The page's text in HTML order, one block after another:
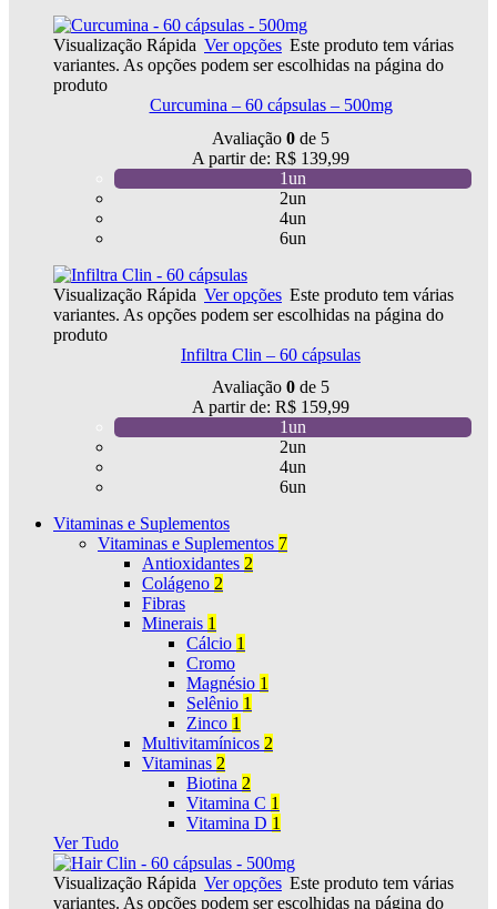
Visualização Rápida Ver opções Este produto tem várias
variantes. As opções podem ser escolhidas na página do
produto
Curcumina – 60 cápsulas – 500mg
Avaliação 0 de 5
A partir de: R$ 139,99
1un
2un
4un
6un
Visualização Rápida Ver opções Este produto tem várias
variantes. As opções podem ser escolhidas na página do
produto
Infiltra Clin – 60 cápsulas
Avaliação 0 de 5
A partir de: R$ 159,99
1un
2un
4un
6un
Vitaminas e Suplementos
Vitaminas e Suplementos 7
Antioxidantes 2
Colágeno 2
Fibras
Minerais 1
Cálcio 1
Cromo
Magnésio 1
Selênio 1
Zinco 1
Multivitamínicos 2
Vitaminas 2
Biotina 2
Vitamina C 1
Vitamina D 1
Ver Tudo
Visualização Rápida Ver opções Este produto tem várias
variantes. As opções podem ser escolhidas na página do